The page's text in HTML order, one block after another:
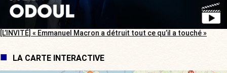
[L’INVITÉ] « Emmanuel Macron a détruit tout ce qu’il a touché »
LA CARTE INTERACTIVE